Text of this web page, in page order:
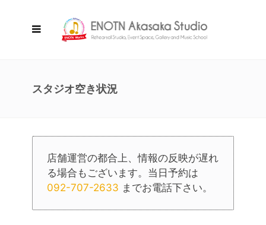
スタジオ空き状況
店舗運営の都合上、情報の反映が遅れ
る場合もございます。当日予約は
092-707-2633 までお電話下さい。